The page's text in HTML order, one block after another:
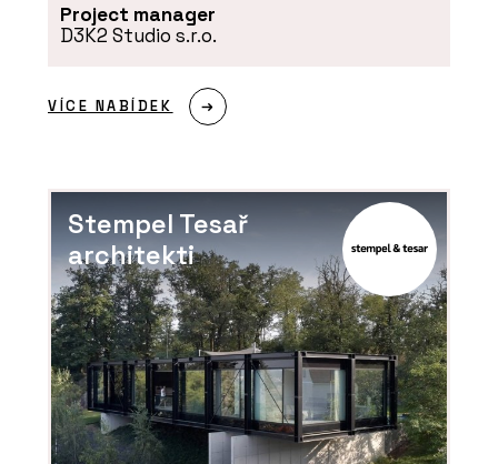
Project manager
D3K2 Studio s.r.o.
VÍCE NABÍDEK
Stempel Tesař
architekti